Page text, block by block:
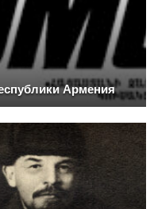
Армения